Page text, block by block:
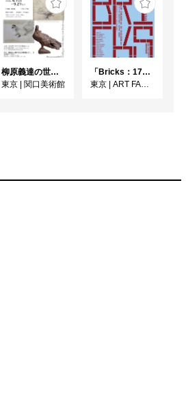
柳原義達の世界・鳩
東京
関口美術館
「Bricks：17人のかたち」
東京
ART FACTORY城南島